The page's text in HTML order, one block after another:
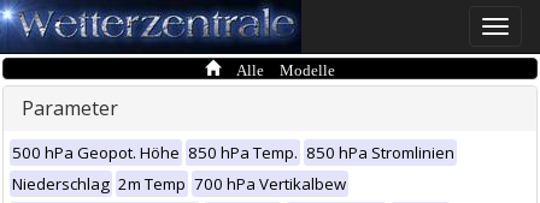
Toggle
Alle Modelle
Parameter
500 hPa Geopot. Höhe 850 hPa Temp. 850 hPa Stromlinien
Niederschlag 2m Temp 700 hPa Vertikalbew